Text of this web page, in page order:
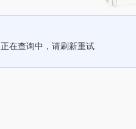
正在查询中，请刷新重试